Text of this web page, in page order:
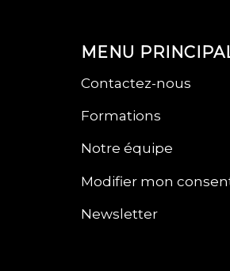
MENU
Contactez-nous
Formations
Notre équipe
Modifier mon
Newsletter